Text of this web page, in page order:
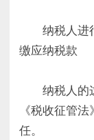
纳税人进行
缴应纳税款
纳税人的这
《税收征管
任。